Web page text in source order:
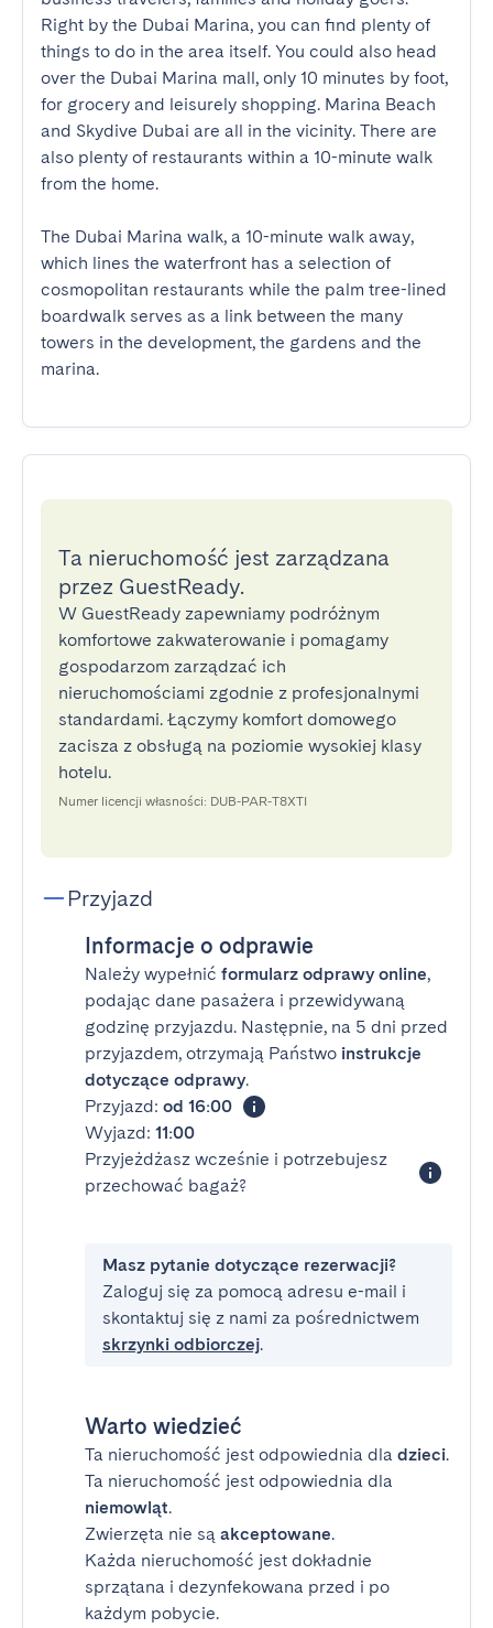
Right by the Dubai Marina, you can find plenty of
things to do in the area itself. You could also head
over the Dubai Marina mall, only 10 minutes by foot,
for grocery and leisurely shopping. Marina Beach
and Skydive Dubai are all in the vicinity. There are
also plenty of restaurants within a 10-minute walk
from the home.
The Dubai Marina walk, a 10-minute walk away,
which lines the waterfront has a selection of
cosmopolitan restaurants while the palm tree-lined
boardwalk serves as a link between the many
towers in the development, the gardens and the
marina.
Ta nieruchomość jest zarządzana
przez GuestReady.
W GuestReady zapewniamy podróżnym
komfortowe zakwaterowanie i pomagamy
gospodarzom zarządzać ich
nieruchomościami zgodnie z profesjonalnymi
standardami. Łączymy komfort domowego
zacisza z obsługą na poziomie wysokiej klasy
hotelu.
Numer licencji własności: DUB-PAR-T8XTI
Przyjazd
Informacje o odprawie
Należy wypełnić formularz odprawy online,
podając dane pasażera i przewidywaną
godzinę przyjazdu. Następnie, na 5 dni przed
przyjazdem, otrzymają Państwo instrukcje
dotyczące odprawy.
Przyjazd: od 16:00
Wyjazd: 11:00
Przyjeżdżasz wcześnie i potrzebujesz
przechować bagaż?
Masz pytanie dotyczące rezerwacji?
Zaloguj się za pomocą adresu e-mail i
skontaktuj się z nami za pośrednictwem
skrzynki odbiorczej.
Warto wiedzieć
Ta nieruchomość jest odpowiednia dla dzieci.
Ta nieruchomość jest odpowiednia dla
niemowląt.
Zwierzęta nie są akceptowane.
Każda nieruchomość jest dokładnie
sprzątana i dezynfekowana przed i po
każdym pobycie.